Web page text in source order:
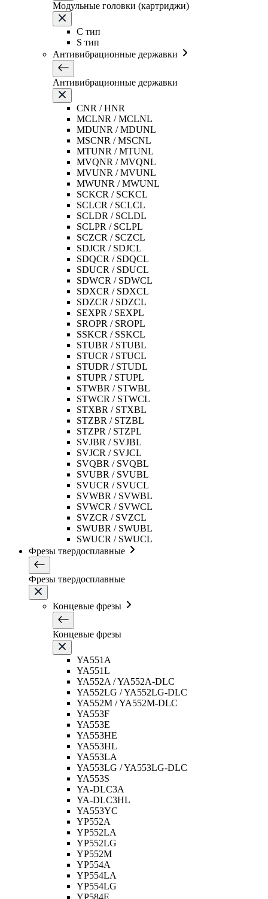
Модульные головки (картриджи)
C тип
S тип
Антивибрационные державки
Антивибрационные державки
CNR / HNR
MCLNR / MCLNL
MDUNR / MDUNL
MSCNR / MSCNL
MTUNR / MTUNL
MVQNR / MVQNL
MVUNR / MVUNL
MWUNR / MWUNL
SCKCR / SCKCL
SCLCR / SCLCL
SCLDR / SCLDL
SCLPR / SCLPL
SCZCR / SCZCL
SDJCR / SDJCL
SDQCR / SDQCL
SDUCR / SDUCL
SDWCR / SDWCL
SDXCR / SDXCL
SDZCR / SDZCL
SEXPR / SEXPL
SROPR / SROPL
SSKCR / SSKCL
STUBR / STUBL
STUCR / STUCL
STUDR / STUDL
STUPR / STUPL
STWBR / STWBL
STWCR / STWCL
STXBR / STXBL
STZBR / STZBL
STZPR / STZPL
SVJBR / SVJBL
SVJCR / SVJCL
SVQBR / SVQBL
SVUBR / SVUBL
SVUCR / SVUCL
SVWBR / SVWBL
SVWCR / SVWCL
SVZCR / SVZCL
SWUBR / SWUBL
SWUCR / SWUCL
Фрезы твердосплавные
Фрезы твердосплавные
Концевые фрезы
Концевые фрезы
YA551A
YA551L
YA552A / YA552A-DLC
YA552LG / YA552LG-DLC
YA552M / YA552M-DLC
YA553F
YA553E
YA553HE
YA553HL
YA553LA
YA553LG / YA553LG-DLC
YA553S
YA-DLC3A
YA-DLC3HL
YA553YC
YP552A
YP552LA
YP552LG
YP552M
YP554A
YP554LA
YP554LG
YP584E